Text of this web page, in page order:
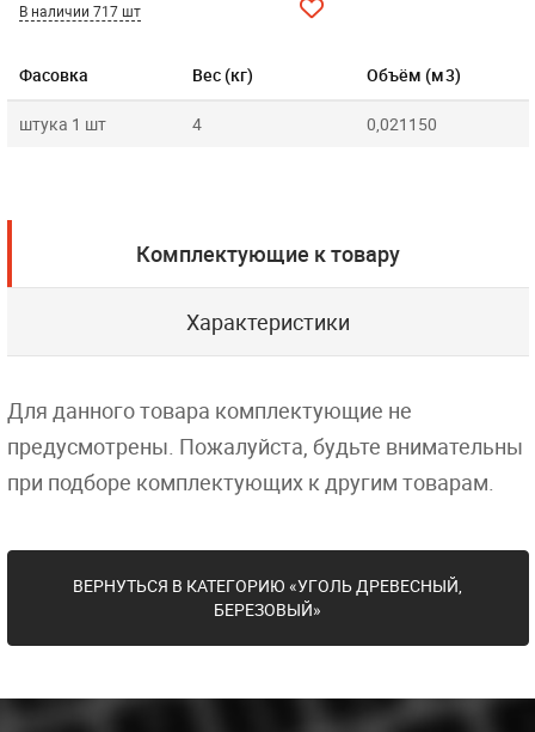
Фасовка Вес (кг) Объём (м3)
штука 1 шт 4 0,021150
В наличии 717 шт
Комплектующие к товару
Характеристики
Для данного товара комплектующие не
предусмотрены. Пожалуйста, будьте внимательны
при подборе комплектующих к другим товарам.
ВЕРНУТЬСЯ В КАТЕГОРИЮ «УГОЛЬ ДРЕВЕСНЫЙ,
БЕРЕЗОВЫЙ»